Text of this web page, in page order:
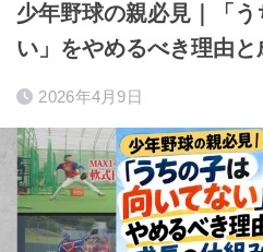
少年野球の親必見｜「
い」をやめるべき理由
2026年4月9日